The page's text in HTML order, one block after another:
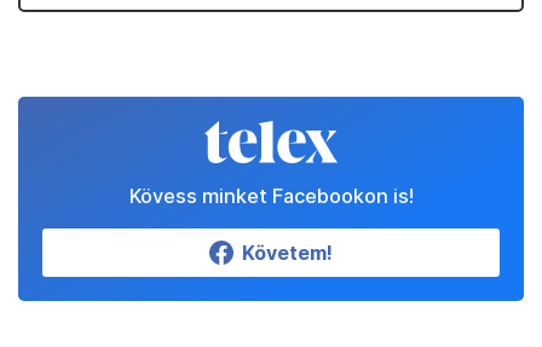
Kövess minket Facebookon is!
Követem!